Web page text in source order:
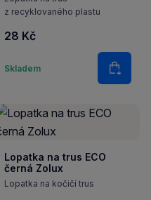
z recyklovaného plastu
28 Kč
Skladem
Množství
Do
Lopatka na trus ECO
černá Zolux
Lopatka na kočičí trus